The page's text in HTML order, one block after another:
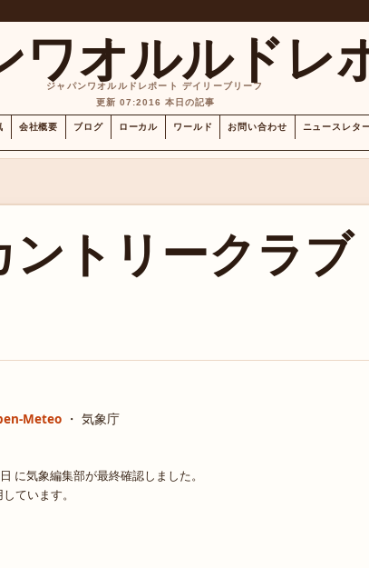
ワオルルドレ
ジャパンワオルルドレポート デイリーブリーフ
更新 07:2016 本日の記事
会社概要 ブログ ローカル ワールド お問い合わせ ニュースレタ
トリークラブ
Meteo ・ 気象庁
に気象編集部が最終確認しました。
ています。